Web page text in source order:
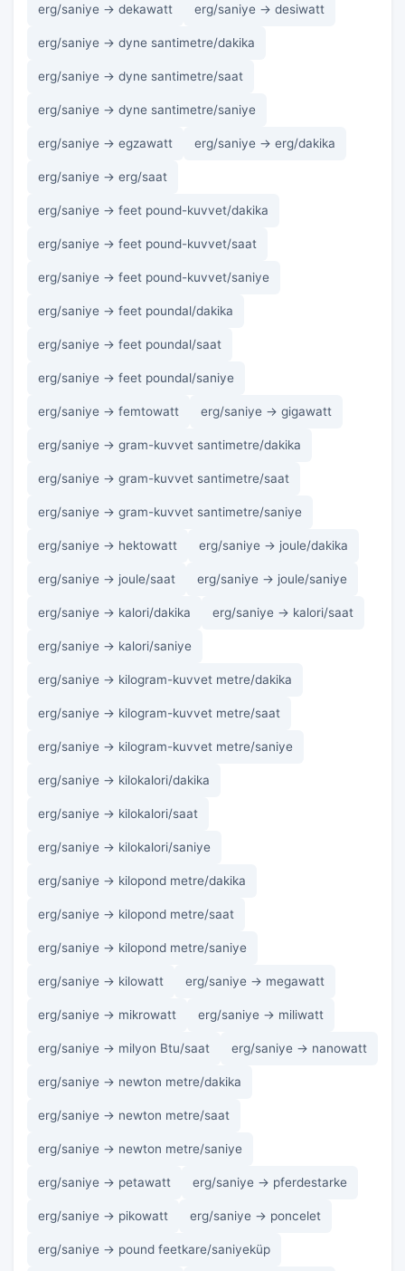
erg/saniye → dekawatt erg/saniye → desiwatt
erg/saniye → dyne santimetre/dakika
erg/saniye → dyne santimetre/saat
erg/saniye → dyne santimetre/saniye
erg/saniye → egzawatt erg/saniye → erg/dakika
erg/saniye → erg/saat
erg/saniye → feet pound-kuvvet/dakika
erg/saniye → feet pound-kuvvet/saat
erg/saniye → feet pound-kuvvet/saniye
erg/saniye → feet poundal/dakika
erg/saniye → feet poundal/saat
erg/saniye → feet poundal/saniye
erg/saniye → femtowatt erg/saniye → gigawatt
erg/saniye → gram-kuvvet santimetre/dakika
erg/saniye → gram-kuvvet santimetre/saat
erg/saniye → gram-kuvvet santimetre/saniye
erg/saniye → hektowatt erg/saniye → joule/dakika
erg/saniye → joule/saat erg/saniye → joule/saniye
erg/saniye → kalori/dakika erg/saniye → kalori/saat
erg/saniye → kalori/saniye
erg/saniye → kilogram-kuvvet metre/dakika
erg/saniye → kilogram-kuvvet metre/saat
erg/saniye → kilogram-kuvvet metre/saniye
erg/saniye → kilokalori/dakika
erg/saniye → kilokalori/saat
erg/saniye → kilokalori/saniye
erg/saniye → kilopond metre/dakika
erg/saniye → kilopond metre/saat
erg/saniye → kilopond metre/saniye
erg/saniye → kilowatt erg/saniye → megawatt
erg/saniye → mikrowatt erg/saniye → miliwatt
erg/saniye → milyon Btu/saat erg/saniye → nanowatt
erg/saniye → newton metre/dakika
erg/saniye → newton metre/saat
erg/saniye → newton metre/saniye
erg/saniye → petawatt erg/saniye → pferdestarke
erg/saniye → pikowatt erg/saniye → poncelet
erg/saniye → pound feetkare/saniyeküp